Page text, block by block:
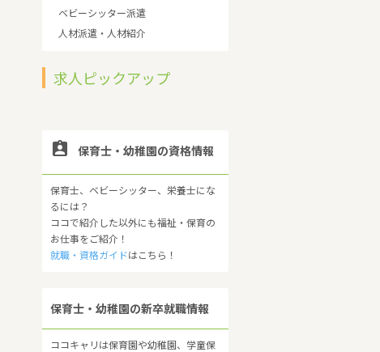
ベビーシッター派遣
人材派遣・人材紹介
求人ピックアップ
 保育士・幼稚園の資格情報
保育士、ベビーシッター、栄養士にな
るには？
ココで紹介した以外にも福祉・保育の
お仕事をご紹介！
就職・資格ガイドはこちら！
保育士・幼稚園の新卒就職情報
ココキャリは保育園や幼稚園、学童保